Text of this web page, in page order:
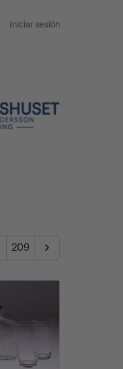
Iniciar sesión
209